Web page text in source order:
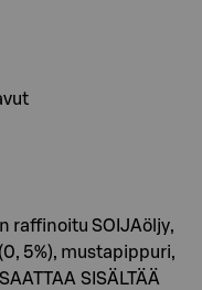
raffinoitu SOIJAöljy,
5%), mustapippuri,
SISÄLTÄÄ